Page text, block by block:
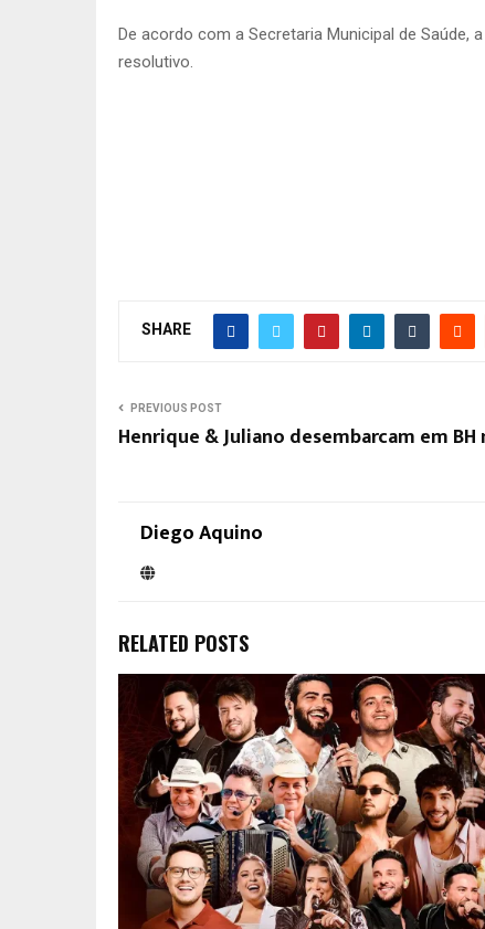
De acordo com a Secretaria Municipal de
resolutivo.
SHARE
PREVIOUS POST
Henrique & Juliano desembarcam em
Diego Aquino
RELATED POSTS